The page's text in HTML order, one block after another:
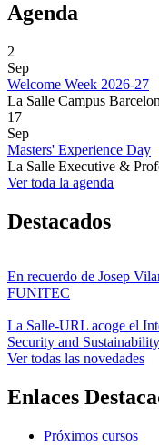
Agenda
2
Sep
Welcome Week 2026-27
La Salle Campus
17
Sep
Masters' Experience Day
La Salle Executive &
Ver toda la agenda
Destacados
En recuerdo de Josep
FUNITEC
La Salle-URL acoge el
Security and
Ver todas las novedades
Enlaces
Próximos cursos